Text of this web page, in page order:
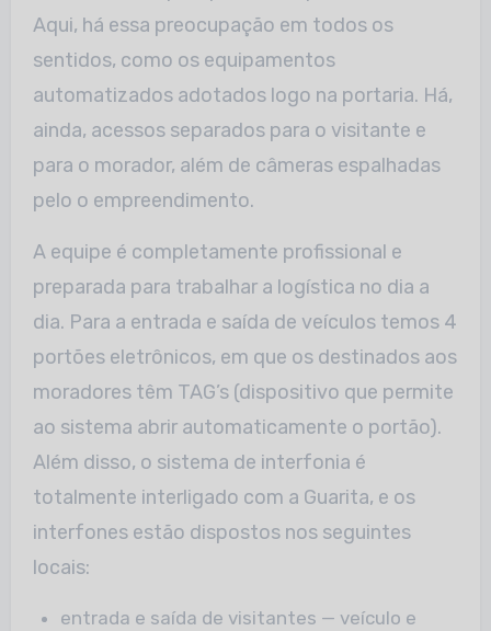
Aqui, há essa preocupação em todos os
sentidos, como os equipamentos
automatizados adotados logo na portaria. Há,
ainda, acessos separados para o visitante e
para o morador, além de câmeras espalhadas
pelo o empreendimento.
A equipe é completamente profissional e
preparada para trabalhar a logística no dia a
dia. Para a entrada e saída de veículos temos 4
portões eletrônicos, em que os destinados aos
moradores têm TAG’s (dispositivo que permite
ao sistema abrir automaticamente o portão).
Além disso, o sistema de interfonia é
totalmente interligado com a Guarita, e os
interfones estão dispostos nos seguintes
locais:
entrada e saída de visitantes — veículo e